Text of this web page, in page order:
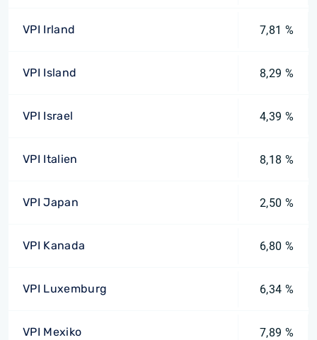
VPI Irland 7,81 %
VPI Island 8,29 %
VPI Israel 4,39 %
VPI Italien 8,18 %
VPI Japan 2,50 %
VPI Kanada 6,80 %
VPI Luxemburg 6,34 %
VPI Mexiko 7,89 %